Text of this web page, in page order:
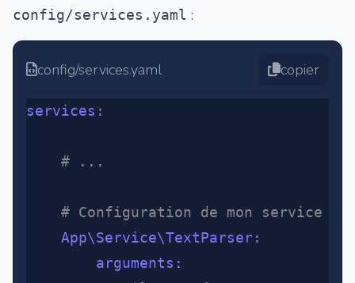
config/services.yaml :
config/services.yaml copier
services :
	# ...
# Configuration de mon service
	App\Service\TextParser
:
		arguments
: